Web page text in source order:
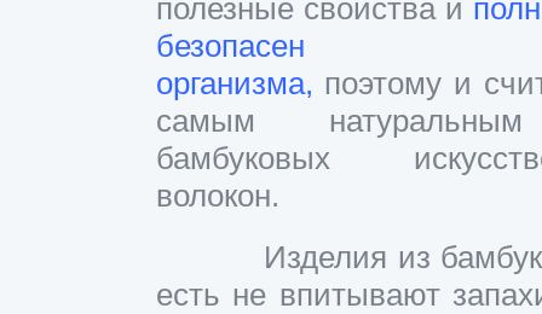
полезные свойства и
безопасен
организма, поэтому и
самым
бамбуковых
волокон.
Изделия из бамбука
есть не впитывают